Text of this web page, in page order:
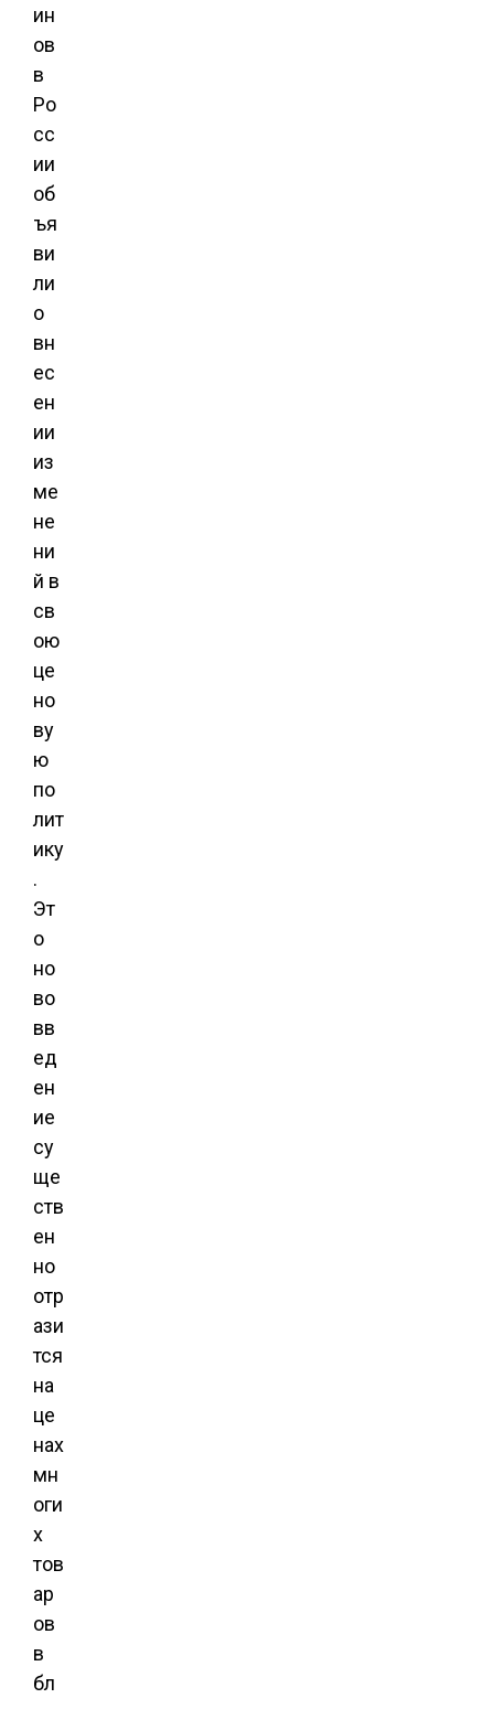
ин
ов
в
Ро
сс
ии
об
ъя
ви
ли
о
вн
ес
ен
ии
из
ме
не
ни
й в
св
ою
це
но
ву
ю
по
лит
ику
.
Эт
о
но
во
вв
ед
ен
ие
су
ще
ств
ен
но
отр
ази
тся
на
це
нах
мн
оги
х
тов
ар
ов
в
бл